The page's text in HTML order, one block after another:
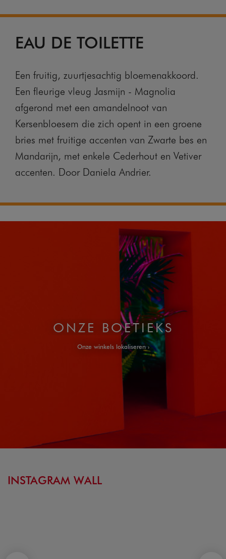
EAU DE TOILETTE
Een fruitig, zuurtjesachtig bloemenakkoord.
Een fleurige vleug Jasmijn - Magnolia
afgerond met een amandelnoot van
Kersenbloesem die zich opent in een groene
bries met fruitige accenten van Zwarte bes en
Mandarijn, met enkele Cederhout en Vetiver
accenten. Door Daniela Andrier.
ONZE BOETIEKS
Onze winkels lokaliseren
INSTAGRAM WALL